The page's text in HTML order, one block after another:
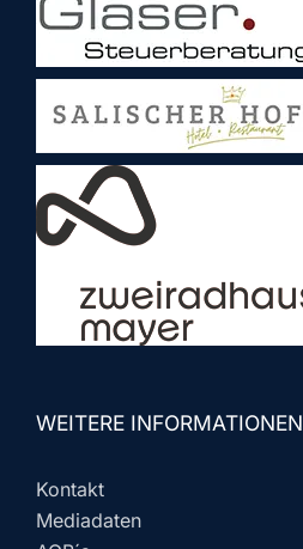
WEITERE INFORMATIONEN
Kontakt
Mediadaten